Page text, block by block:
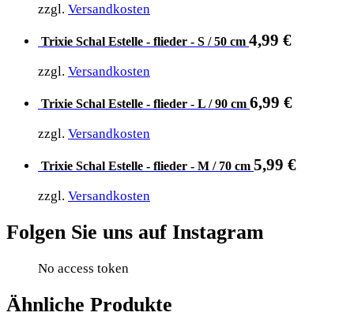
zzgl. Versandkosten
Trixie Schal Estelle - flieder - S / 50 cm 4,99 €
zzgl. Versandkosten
Trixie Schal Estelle - flieder - L / 90 cm 6,99 €
zzgl. Versandkosten
Trixie Schal Estelle - flieder - M / 70 cm 5,99 €
zzgl. Versandkosten
Folgen Sie uns auf Instagram
No access token
Ähnliche Produkte